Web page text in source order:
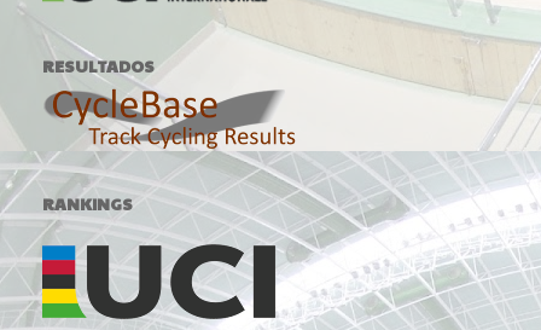
RESULTADOS
RANKINGS